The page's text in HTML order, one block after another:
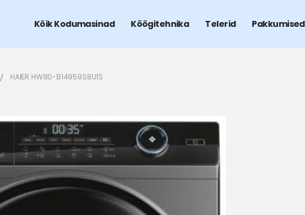
Kõik Kodumasinad Köögitehnika Telerid Pakkumised
HAIER HW80-B14959S8U1S